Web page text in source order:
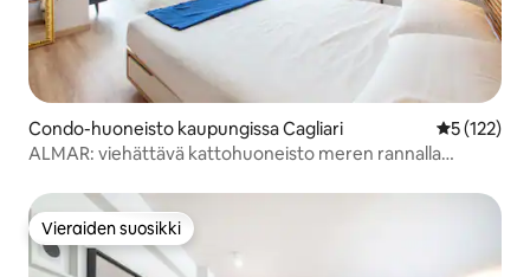
Condo-huoneisto kaupungissa Cagliari
5 (122)
ALMAR: viehättävä kattohuoneisto meren rannalla
Vieraiden suosikki
Vieraiden suosikki